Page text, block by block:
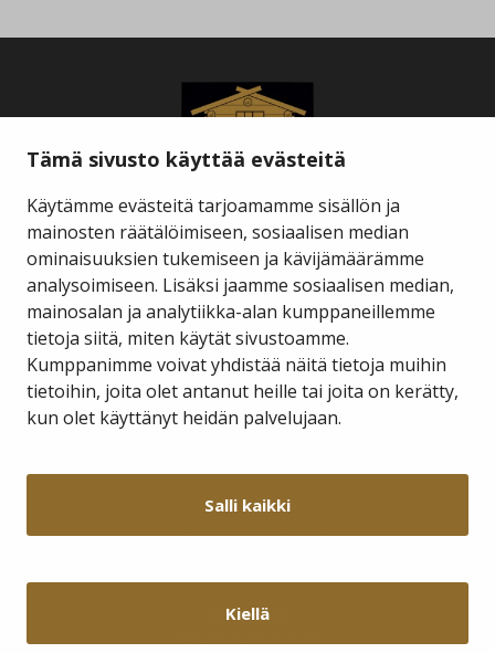
Tämä sivusto käyttää evästeitä
Käytämme evästeitä tarjoamamme sisällön ja
mainosten räätälöimiseen, sosiaalisen median
ominaisuuksien tukemiseen ja kävijämäärämme
analysoimiseen. Lisäksi jaamme sosiaalisen median,
mainosalan ja analytiikka-alan kumppaneillemme
tietoja siitä, miten käytät sivustoamme.
Kumppanimme voivat yhdistää näitä tietoja muihin
tietoihin, joita olet antanut heille tai joita on kerätty,
kun olet käyttänyt heidän palvelujaan.
Salli kaikki
Kiellä
Savukosken kunta
Kauppakuja 2 A 1
98800 Savukoski
hallinto@savukoski.fi
Y-tunnus: 0210704-7
Aukioloajat:
Ma-Pe 9-11 12-15